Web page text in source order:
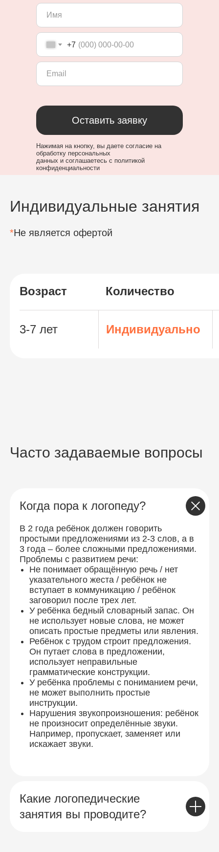
+7
Оставить заявку
Нажимая на кнопку, вы даете согласие на
обработку персональных
данных и соглашаетесь c политикой
конфиденциальности
Индивидуальные занятия
*Не является офертой
Возраст Количество
3-7 лет Индивидуально
Часто задаваемые вопросы
Когда пора к логопеду?
В 2 года ребёнок должен говорить
простыми предложениями из 2-3 слов, а в
3 года – более сложными предложениями.
Проблемы с развитием речи:
Не понимает обращённую речь / нет
указательного жеста / ребёнок не
вступает в коммуникацию / ребёнок
заговорил после трех лет.
У ребёнка бедный словарный запас. Он
не использует новые слова, не может
описать простые предметы или явления.
Ребёнок с трудом строит предложения.
Он путает слова в предложении,
использует неправильные
грамматические конструкции.
У ребёнка проблемы с пониманием речи,
не может выполнить простые
инструкции.
Нарушения звукопроизношения: ребёнок
не произносит определённые звуки.
Например, пропускает, заменяет или
искажает звуки.
Какие логопедические
занятия вы проводите?